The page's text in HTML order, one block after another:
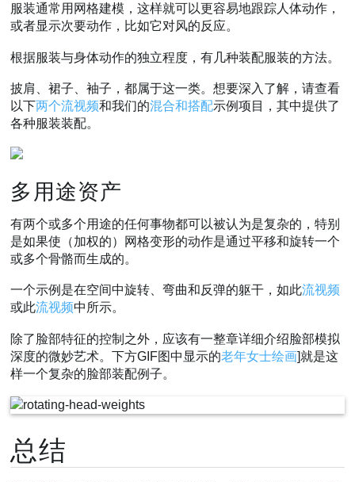
服装通常用网格建模，这样就可以更容易地跟踪人体动作，
或者显示次要动作，比如它对风的反应。
根据服装与身体动作的独立程度，有几种装配服装的方法。
披肩、裙子、袖子，都属于这一类。想要深入了解，请查看
以下两个流视频和我们的混合和搭配示例项目，其中提供了
各种服装装配。
多用途资产
有两个或多个用途的任何事物都可以被认为是复杂的，特别
是如果使（加权的）网格变形的动作是通过平移和旋转一个
或多个骨骼而生成的。
一个示例是在空间中旋转、弯曲和反弹的躯干，如此流视频
或此流视频中所示。
除了脸部特征的控制之外，应该有一整章详细介绍脸部模拟
深度的微妙艺术。下方GIF图中显示的老年女士绘画]就是这
样一个复杂的脸部装配例子。
总结